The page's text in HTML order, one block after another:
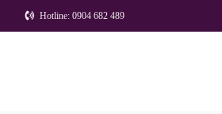
Hotline: 0904 682 489